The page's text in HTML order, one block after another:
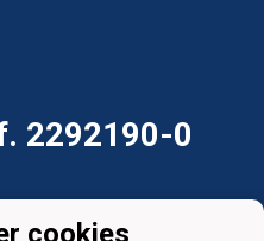
2292190-0
cookies